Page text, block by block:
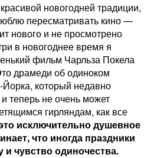
новогодней традиции,
пересматривать кино —
нового и не просмотрено
в новогоднее время я
фильм Чарльза Покела
драмеди об одиноком
который недавно
теперь не очень может
гирляндам, как все
исключительно душевное
что иногда праздники
чувство одиночества.